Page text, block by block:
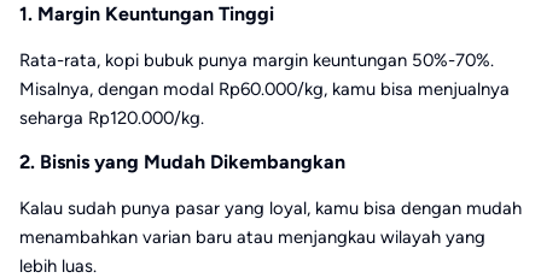
1. Margin Keuntungan Tinggi
Rata-rata, kopi bubuk punya margin keuntungan 50%-70%.
Misalnya, dengan modal Rp60.000/kg, kamu bisa menjualnya
seharga Rp120.000/kg.
2. Bisnis yang Mudah Dikembangkan
Kalau sudah punya pasar yang loyal, kamu bisa dengan mudah
menambahkan varian baru atau menjangkau wilayah yang
lebih luas.